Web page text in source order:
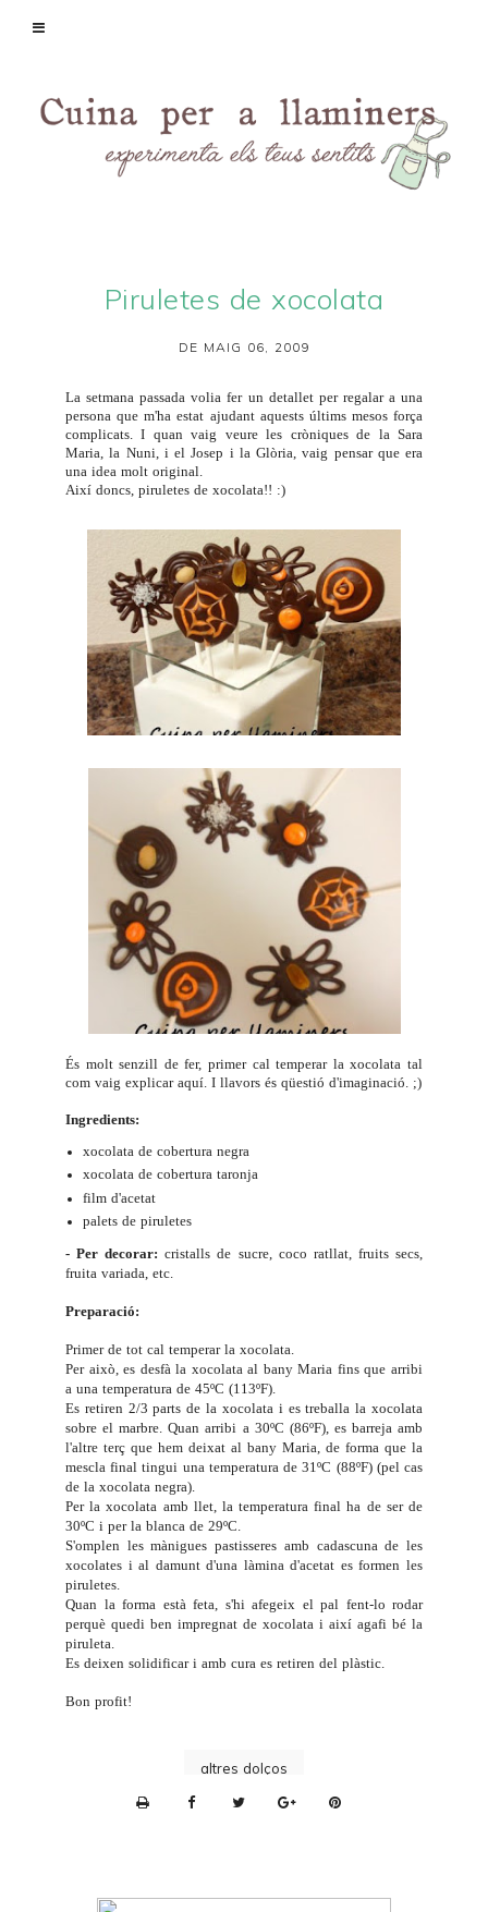
Piruletes de xocolata
DE MAIG 06, 2009
La setmana passada volia fer un detallet per regalar a una
persona que m'ha estat ajudant aquests últims mesos força
complicats. I quan vaig veure les cròniques de la Sara
Maria , la Nuni , i elJosep i la Glòria , vaig pensar que era
una idea molt original.
Així doncs, piruletes de xocolata!! :)
És molt senzill de fer, primer cal temperar la xocolata tal
com vaig explicar aquí . I llavors és qüestió d'imaginació. ;)
Ingredients:
xocolata de cobertura negra
xocolata de cobertura taronja
film d'acetat
palets de piruletes
- Per decorar: cristalls de sucre, coco ratllat, fruits secs,
fruita variada, etc.
Preparació:
Primer de tot cal temperar la xocolata.
Per això, es desfà la xocolata al bany Maria fins que arribi
a una temperatura de 45ºC (113ºF).
Es retiren 2/3 parts de la xocolata i es treballa la xocolata
sobre el marbre. Quan arribi a 30ºC (86ºF), es barreja amb
l'altre terç que hem deixat al bany Maria, de forma que la
mescla final tingui una temperatura de 31ºC (88ºF) (pel cas
de la xocolata negra).
Per la xocolata amb llet, la temperatura final ha de ser de
30ºC i per la blanca de 29ºC.
S'omplen les mànigues pastisseres amb cadascuna de les
xocolates i al damunt d'una làmina d'acetat es formen les
piruletes.
Quan la forma està feta, s'hi afegeix el pal fent-lo rodar
perquè quedi ben impregnat de xocolata i així agafi bé la
piruleta.
Es deixen solidificar i amb cura es retiren del plàstic.
Bon profit!
altres dolços
n